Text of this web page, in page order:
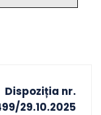
Dispoziția nr.
29.10.2025